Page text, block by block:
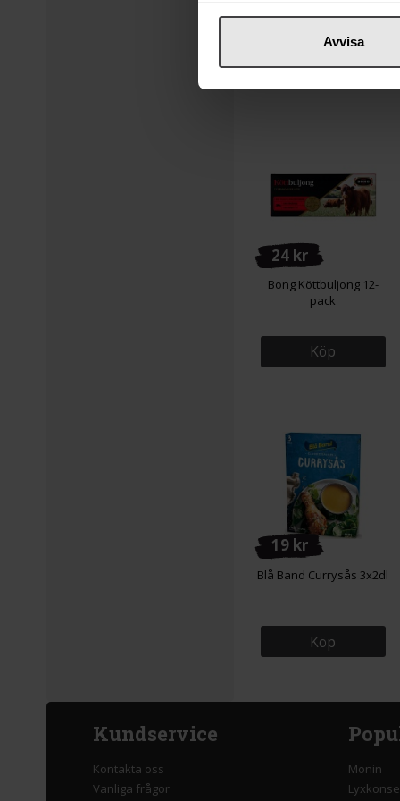
Avvisa
24 kr
Bong Köttbuljong 12-
pack
Köp
19 kr
Blå Band Currysås 3x2dl
Köp
Kundservice
Kontakta oss
Vanliga frågor
Monin